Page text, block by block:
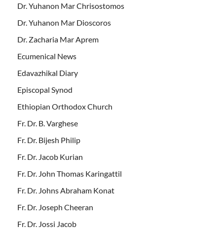
Dr. Yuhanon Mar Chrisostomos
Dr. Yuhanon Mar Dioscoros
Dr. Zacharia Mar Aprem
Ecumenical News
Edavazhikal Diary
Episcopal Synod
Ethiopian Orthodox Church
Fr. Dr. B. Varghese
Fr. Dr. Bijesh Philip
Fr. Dr. Jacob Kurian
Fr. Dr. John Thomas Karingattil
Fr. Dr. Johns Abraham Konat
Fr. Dr. Joseph Cheeran
Fr. Dr. Jossi Jacob